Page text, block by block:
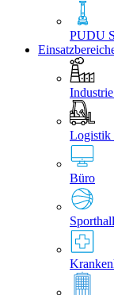
PUDU
Logistik
Büro